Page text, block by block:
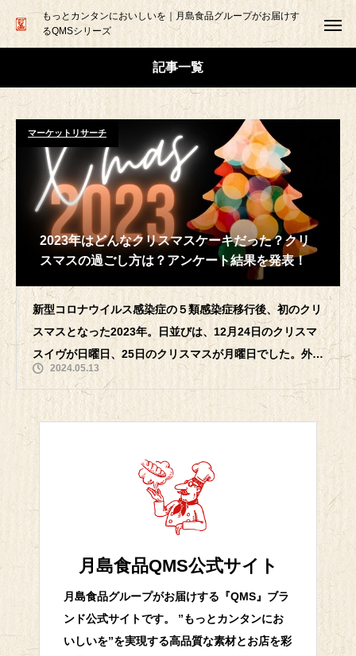
もっとカンタンにおいしいを｜月島食品グループがお届けす
るQMSシリーズ
記事一覧
マーケットリサーチ
2023年はどんなクリスマスケーキだった？クリ
スマスの過ごし方は？アンケート結果を発表！
新型コロナウイルス感染症の５類感染症移行後、初のクリ
スマスとなった2023年。日並びは、12月24日のクリスマ
スイヴが日曜日、25日のクリスマスが月曜日でした。外出
したい・外食したいニーズが高
2024.05.13
月島食品QMS公式サイト
月島食品グループがお届けする『QMS』ブラ
ンド公式サイトです。 ”もっとカンタンにお
いしいを”を実現する高品質な素材とお店を彩